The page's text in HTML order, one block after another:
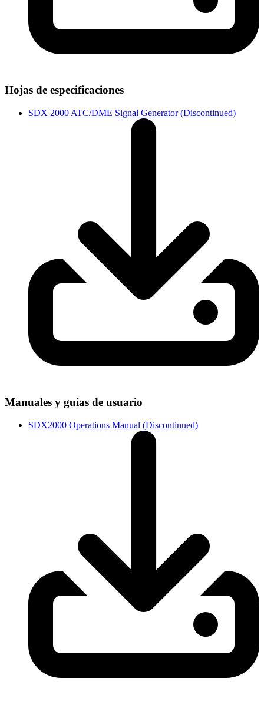
Hojas de especificaciones
SDX 2000 ATC/DME Signal Generator (Discontinued)
Manuales y guías de usuario
SDX2000 Operations Manual (Discontinued)